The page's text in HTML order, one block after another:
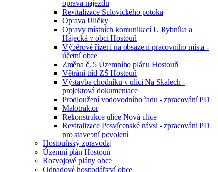
oprava nájezdu
Revitalizace Sulovického potoka
Oprava Uličky
Opravy místních komunikací U Rybníka a
Hájecká v obci Hostouň
Výběrové řízení na obsazení pracovního místa -
účetní obce
Změna č. 5 Územního plánu Hostouň
Větrání tříd ZŠ Hostouň
Výstavba chodníku v ulici Na Skalech -
projektová dokumentace
Prodloužení vodovodního řadu - zpracování PD
Malotraktor
Rekonstrukce ulice Nová ulice
Revitalizace Posvícenské návsi - zpracováni PD
pro stavební povolení
Hostouňský zpravodaj
Územní plán Hostouň
Rozvojové plány obce
Odpadové hospodářství obce